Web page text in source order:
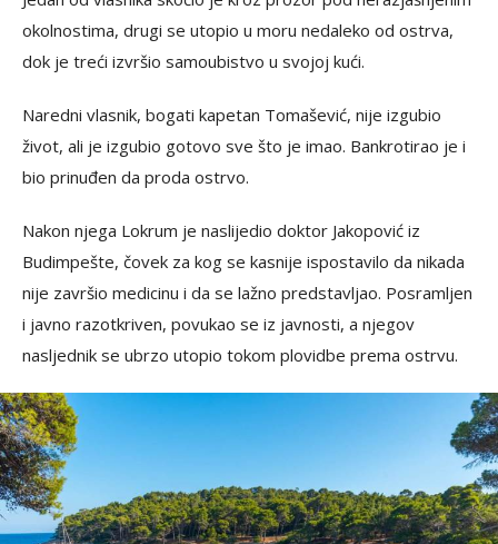
okolnostima, drugi se utopio u moru nedaleko od ostrva,
dok je treći izvršio samoubistvo u svojoj kući.
Naredni vlasnik, bogati kapetan Tomašević, nije izgubio
život, ali je izgubio gotovo sve što je imao. Bankrotirao je i
bio prinuđen da proda ostrvo.
Nakon njega Lokrum je naslijedio doktor Jakopović iz
Budimpešte, čovek za kog se kasnije ispostavilo da nikada
nije završio medicinu i da se lažno predstavljao. Posramljen
i javno razotkriven, povukao se iz javnosti, a njegov
nasljednik se ubrzo utopio tokom plovidbe prema ostrvu.